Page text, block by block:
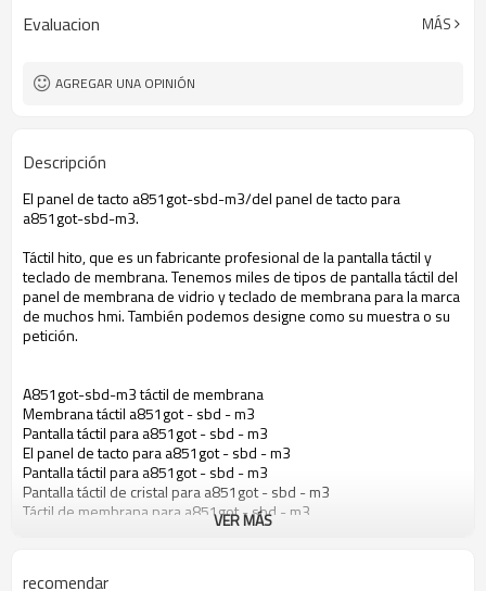
Evaluacion MÁS
AGREGAR UNA OPINIÓN
Descripción
El panel de tacto a851got-sbd-m3/del panel de tacto para
a851got-sbd-m3.
Táctil hito, que es un fabricante profesional de la pantalla táctil y
teclado de membrana. Tenemos miles de tipos de pantalla táctil del
panel de membrana de vidrio y teclado de membrana para la marca
de muchos hmi. También podemos designe como su muestra o su
petición.
A851got-sbd-m3 táctil de membrana
Membrana táctil a851got - sbd - m3
Pantalla táctil para a851got - sbd - m3
El panel de tacto para a851got - sbd - m3
Pantalla táctil para a851got - sbd - m3
Pantalla táctil de cristal para a851got - sbd - m3
Táctil de membrana para a851got - sbd - m3
VER MÁS
recomendar